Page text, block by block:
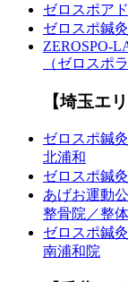
ゼロスポア
ゼロスポ鍼
ZEROSPO-
（ゼロスポラ
【埼玉エリ
ゼロスポ鍼
北浦和
ゼロスポ鍼
あげお運動
整骨院／整
ゼロスポ鍼
南浦和院